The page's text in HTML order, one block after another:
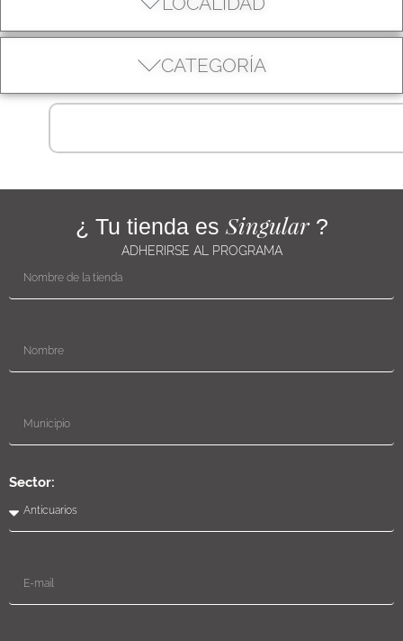
CATEGORÍA
¿ Tu tienda es Singular?
ADHERIRSE AL PROGRAMA
Sector: